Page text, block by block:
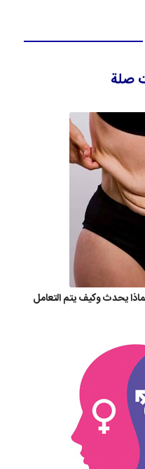
صلة
يحدث وكيف يتم التعامل